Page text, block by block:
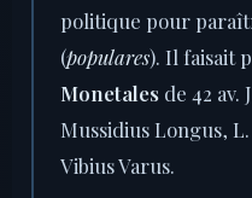
politique pour
(populares). Il faisait
Monetales de 42 av.
Mussidius Longus,
Vibius Varus.